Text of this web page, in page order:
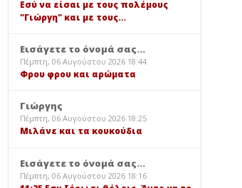
Εσύ να είσαι με τους πολέμους
"Γιώργη" και με τους…
Εισάγετε το όνομά σας...
Πέμπτη, 06 Αυγούστου 2026 18:44
Φρου φρου και αρώματα
Γιώργης
Πέμπτη, 06 Αυγούστου 2026 18:25
Μιλάνε και τα κουκούδια
Εισάγετε το όνομά σας...
Πέμπτη, 06 Αυγούστου 2026 18:16